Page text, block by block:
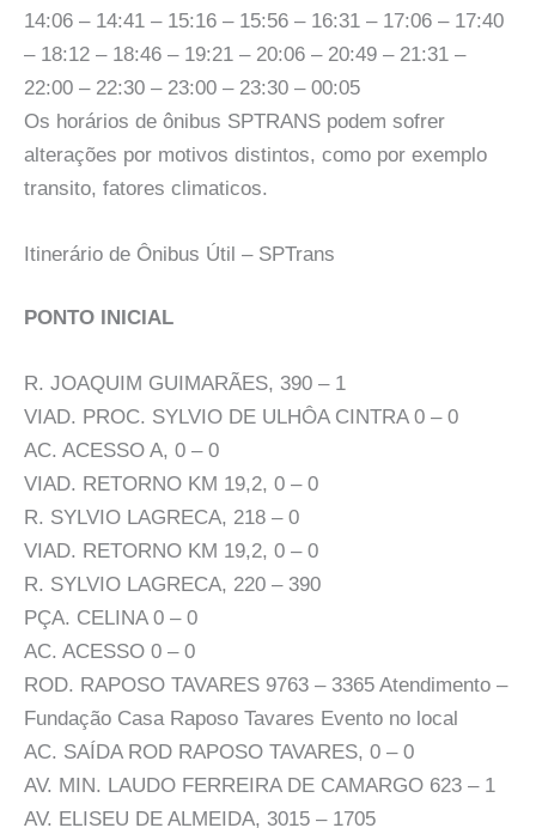
14:06 – 14:41 – 15:16 – 15:56 – 16:31 – 17:06 – 17:40
– 18:12 – 18:46 – 19:21 – 20:06 – 20:49 – 21:31 –
22:00 – 22:30 – 23:00 – 23:30 – 00:05
Os horários de ônibus SPTRANS podem sofrer
alterações por motivos distintos, como por exemplo
transito, fatores climaticos.
Itinerário de Ônibus Útil – SPTrans
PONTO INICIAL
R. JOAQUIM GUIMARÃES, 390 – 1
VIAD. PROC. SYLVIO DE ULHÔA CINTRA 0 – 0
AC. ACESSO A, 0 – 0
VIAD. RETORNO KM 19,2, 0 – 0
R. SYLVIO LAGRECA, 218 – 0
VIAD. RETORNO KM 19,2, 0 – 0
R. SYLVIO LAGRECA, 220 – 390
PÇA. CELINA 0 – 0
AC. ACESSO 0 – 0
ROD. RAPOSO TAVARES 9763 – 3365 Atendimento –
Fundação Casa Raposo Tavares Evento no local
AC. SAÍDA ROD RAPOSO TAVARES, 0 – 0
AV. MIN. LAUDO FERREIRA DE CAMARGO 623 – 1
AV. ELISEU DE ALMEIDA, 3015 – 1705